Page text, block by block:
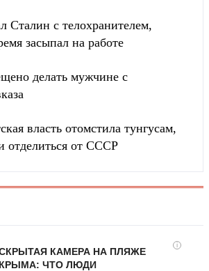
Сталин с телохранителем,
засыпал на работе
делать мужчине с
власть отомстила тунгуcaм,
отделиться от СССР
i
КАМЕРА НА ПЛЯЖЕ
КРЫМА: ЧТО ЛЮДИ